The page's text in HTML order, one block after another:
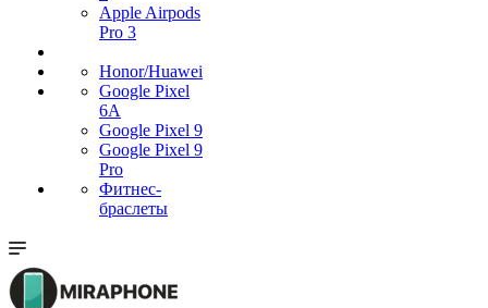
Apple Airpods
Pro 3
Honor/Huawei
Google Pixel
6A
Google Pixel 9
Google Pixel 9
Pro
Фитнес-
браслеты